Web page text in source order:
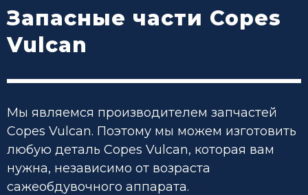
Запасные части Copes
Vulcan
Мы являемся производителем запчастей
Copes Vulcan. Поэтому мы можем изготовить
любую деталь Copes Vulcan, которая вам
нужна, независимо от возраста
сажеобдувочного аппарата.